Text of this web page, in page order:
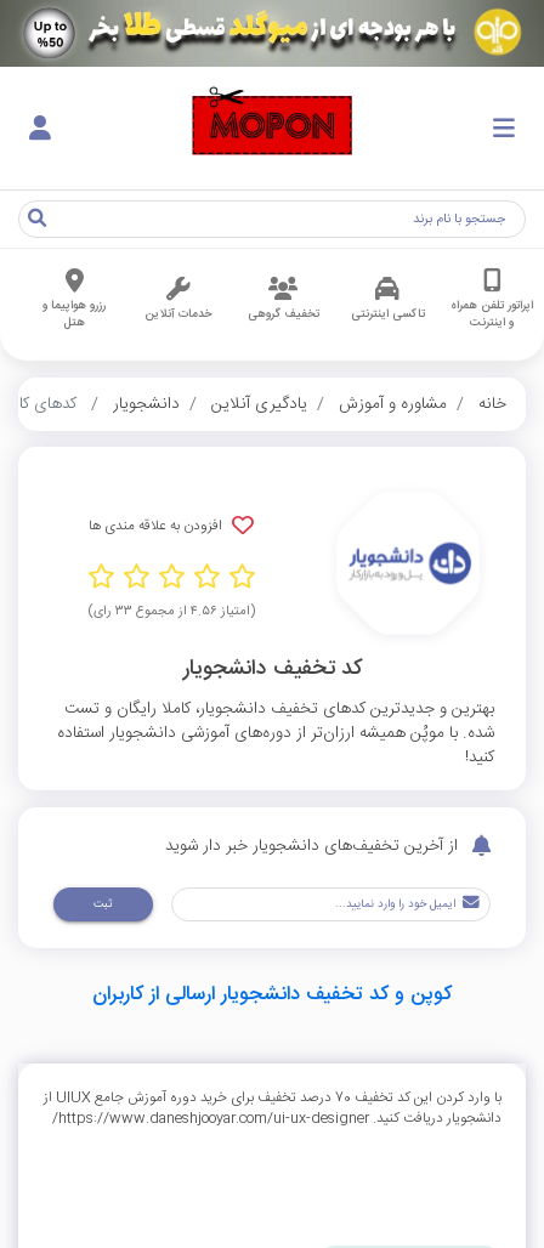
اپراتور تلفن همراه
و اینترنت
تاکسی اینترنتی تخفیف گروهی خدمات آنلاین
رزرو هواپیما و
هتل
خانه مشاوره و آموزش یادگیری آنلاین دانشجویار کدهای
افزودن به علاقه مندی ها
(امتیاز ۴.۵۶ از مجموع ۳۳ رای)
کد تخفیف دانشجویار
بهترین و جدیدترین کدهای تخفیف دانشجویار، کاملا رایگان و تست
شده. با موپُن همیشه ارزان‌تر از دوره‌های آموزشی دانشجویار استفاده
کنید!
از آخرین تخفیف‌های دانشجویار خبر دار شوید
ثبت
کوپن و کد تخفیف دانشجویار ارسالی از کاربران
با وارد کردن این کد تخفیف 70 درصد تخفیف برای خرید دوره آموزش جامع UIUX از
دانشجویار دریافت کنید. https://www.daneshjooyar.com/ui-ux-designer/